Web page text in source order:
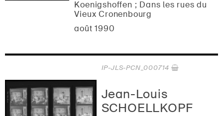
Koenigshoffen ; Dans les rues du
Vieux Cronenbourg
août 1990
Jean-Louis
SCHOELLKOPF
IP-JLS-PCN_000714